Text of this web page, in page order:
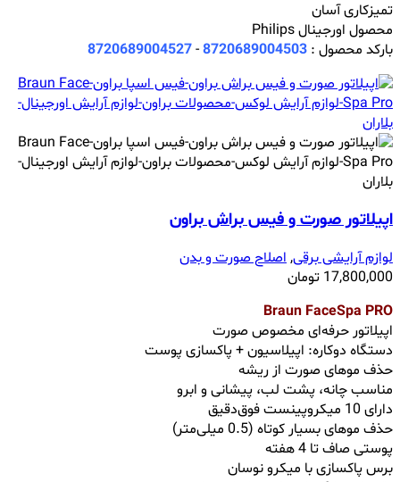
تمیزکاری آسان
محصول اورجینال Philips
بارکد محصول : 8720689004503
-
8720689004527
اپیلاتور صورت و فیس براش براون
لوازم آرایشی برقی,اصلاح صورت و بدن
17,800,000 تومان
Braun FaceSpa PRO
اپیلاتور حرفه‌ای مخصوص صورت
دستگاه دوکاره: اپیلاسیون + پاکسازی پوست
حذف موهای صورت از ریشه
مناسب چانه، پشت لب، پیشانی و ابرو
دارای 10 میکروپینست فوق‌دقیق
حذف موهای بسیار کوتاه (0.5 میلی‌متر)
پوستی صاف تا 4 هفته
برس پاکسازی با میکرو نوسان